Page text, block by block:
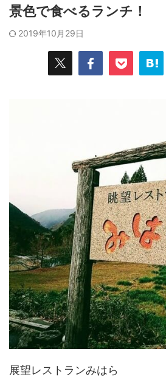
景色で食べるランチ！
2019年10月29日
展望レストランみはら